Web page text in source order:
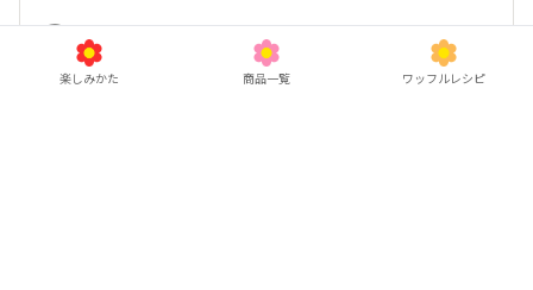
すまーふ がリアクション
楽しみかた 商品一覧 ワッフルレシピ